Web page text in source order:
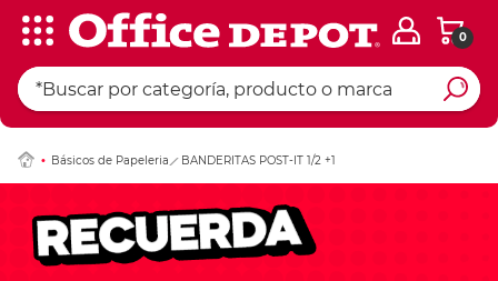
0
Básicos de Papeleria BANDERITAS POST-IT 1/2 +1
Ingresar Codigo